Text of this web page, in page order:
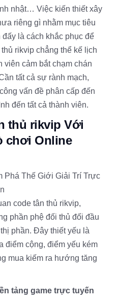
nhật… Việc kiến thiết xây
riêng gì nhằm mục tiêu
là cách khắc phục để
rikvip chẳng thể kế lịch
viên cảm bắt chạm chán
tất cả sự rành mạch,
vấn đề phân cấp đến
đến tất cả thành viên.
thủ rikvip Với
chơi Online
code tân thủ rikvip,
phần phệ đối thủ đối đầu
phần. Đây thiết yếu là
điểm cộng, điểm yếu kém
mua kiếm ra hướng tăng
tảng game trực tuyến